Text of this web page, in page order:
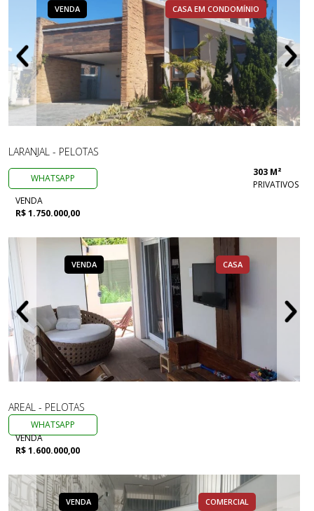
VENDA CASA EM CONDOMÍNIO
LARANJAL - PELOTAS
WHATSAPP
303 M²
PRIVATIVOS
VENDA
R$ 1.750.000,00
VENDA CASA
AREAL - PELOTAS
WHATSAPP
VENDA
R$ 1.600.000,00
VENDA COMERCIAL